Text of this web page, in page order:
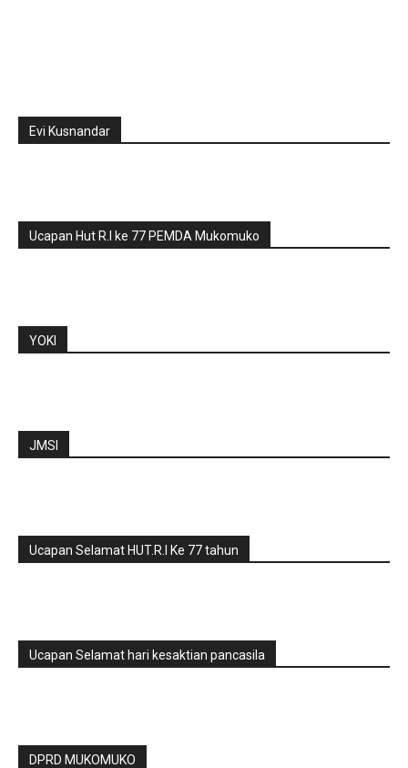
Evi Kusnandar
Ucapan Hut R.I ke 77 PEMDA Mukomuko
YOKI
JMSI
Ucapan Selamat HUT.R.I Ke 77 tahun
Ucapan Selamat hari kesaktian pancasila
DPRD MUKOMUKO